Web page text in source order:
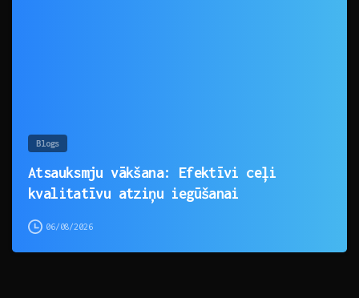
Blogs
Atsauksmju vākšana: Efektīvi ceļi
kvalitatīvu atziņu iegūšanai
06/08/2026